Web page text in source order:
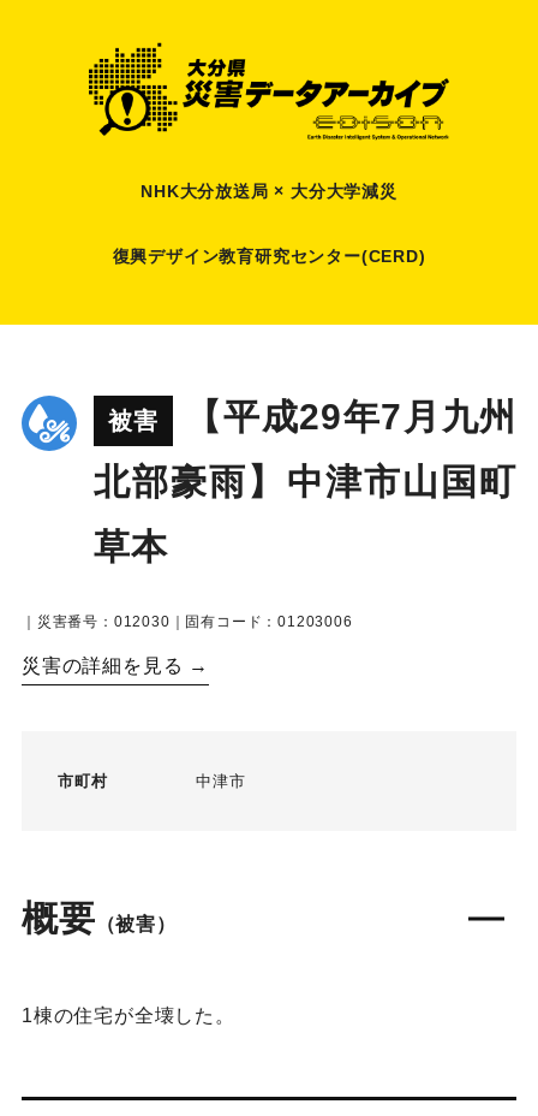
NHK大分放送局 × 大分大学減災
復興デザイン教育研究センター(CERD)
被害
【平成29年7月九州
北部豪雨】中津市山国町
草本
｜災害番号：012030｜固有コード：01203006
災害の詳細を見る →
市町村 中津市
概要 （被害）
1棟の住宅が全壊した。